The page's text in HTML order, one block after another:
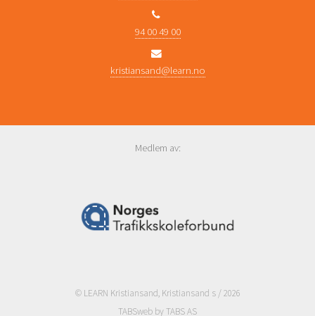
94 00 49 00
kristiansand@learn.no
Medlem av:
© LEARN Kristiansand, Kristiansand s / 2026
TABSweb by TABS AS